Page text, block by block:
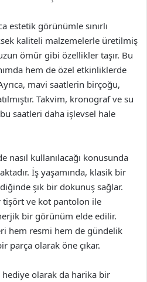
estetik görünümle sınırlı
kaliteli malzemelerle üretilmiş
ömür gibi özellikler taşır. Bu
hem de özel etkinliklerde
mavi saatlerin birçoğu,
Takvim, kronograf ve su
saatleri daha işlevsel hale
nasıl kullanılacağı konusunda
İş yaşamında, klasik bir
şık bir dokunuş sağlar.
ve kot pantolon ile
bir görünüm elde edilir.
hem resmi hem de gündelik
parça olarak öne çıkar.
hediye olarak da harika bir